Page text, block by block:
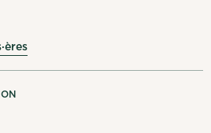
English
déconnecter